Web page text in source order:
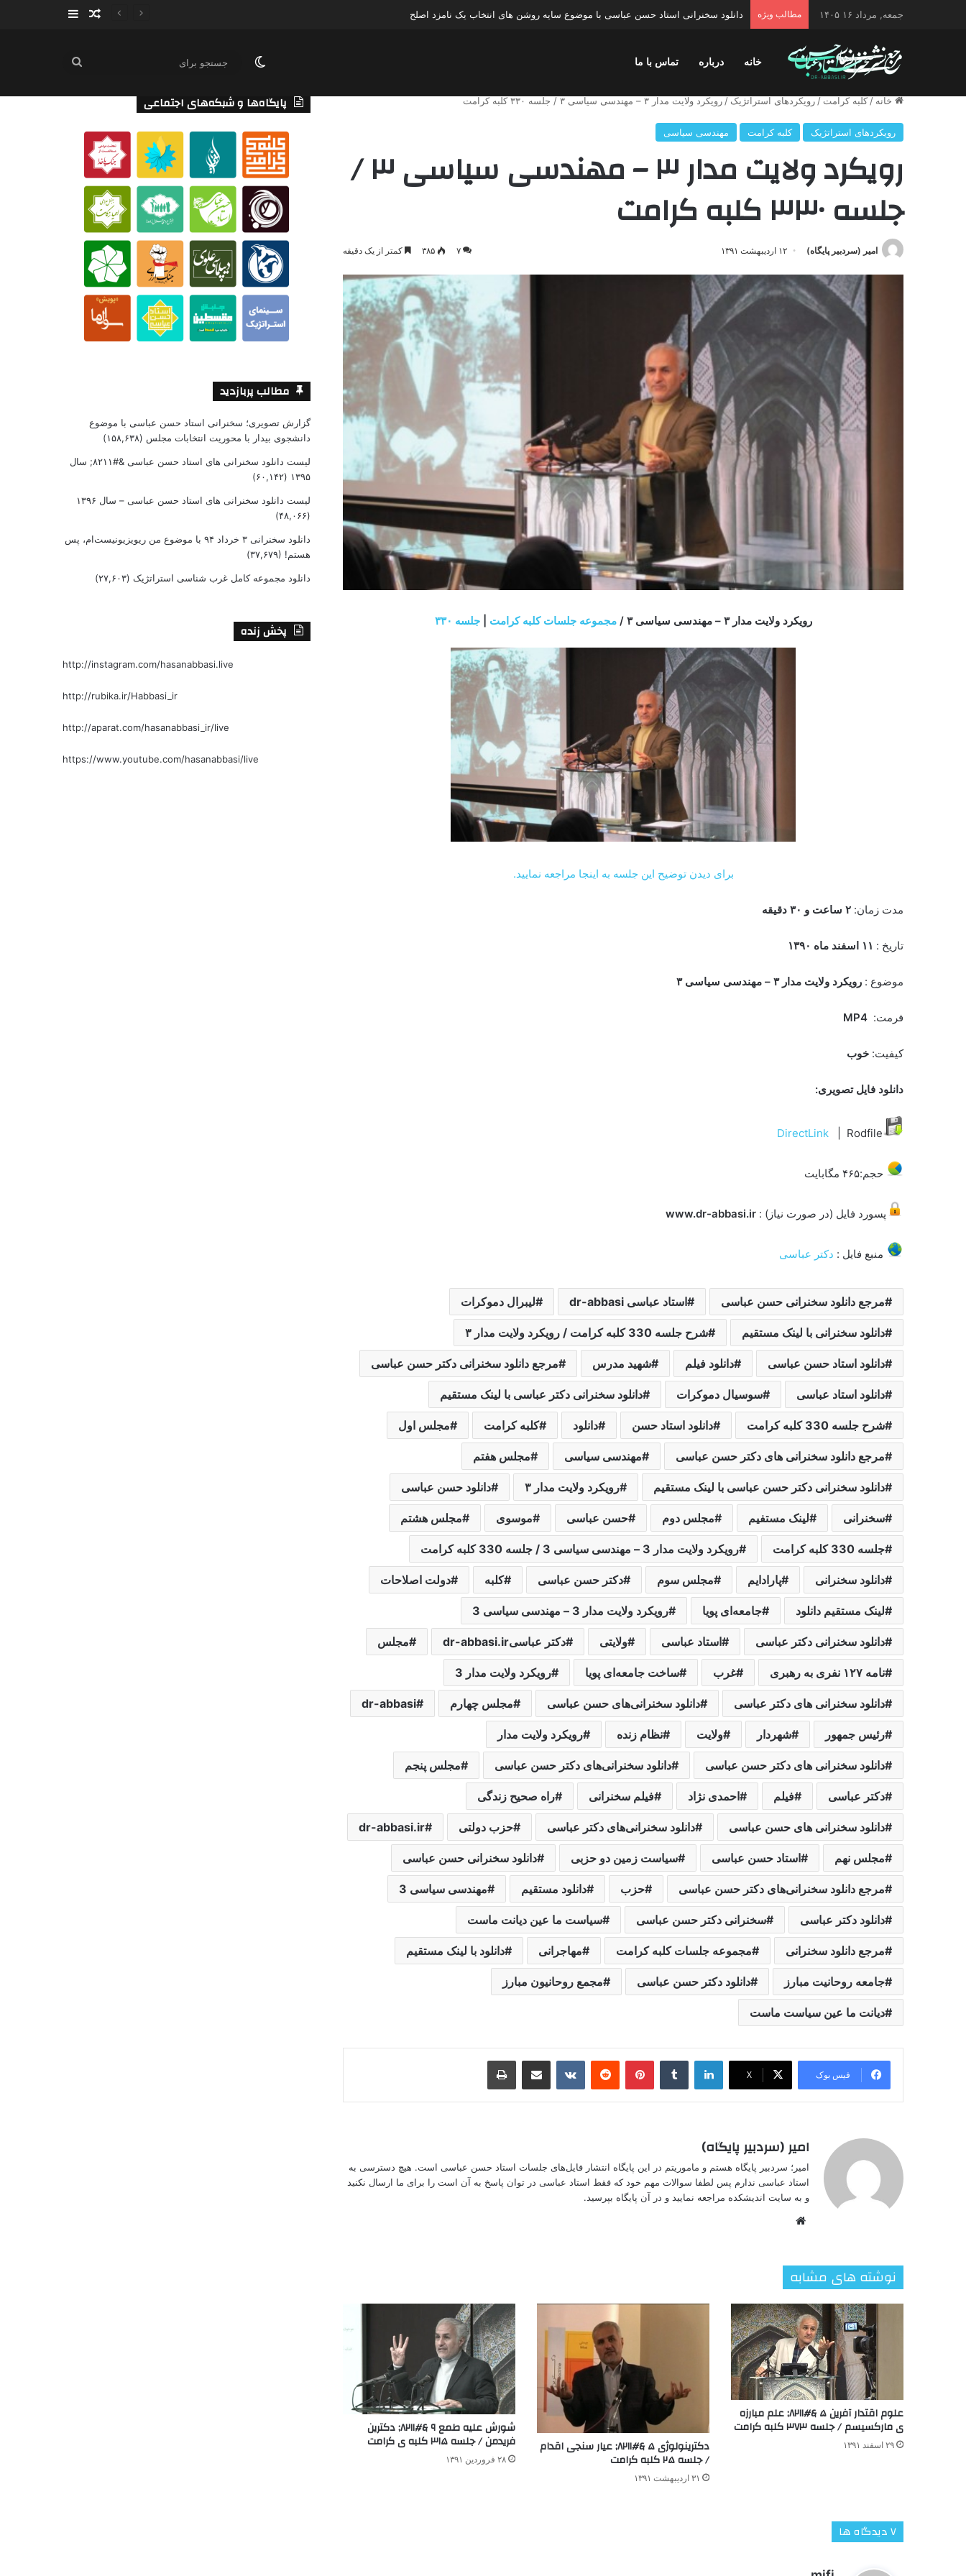
جمعه, مرداد ۱۶ ۱۴۰۵ مطالب ویژه دانلود سخنرانی استاد حسن عباسی با موضوع سایه روشن های انتخاب یک نامزد اصلح نوشته تصادفی
سایدبار
خانه درباره تماس با ما تغییر پوسته
جستجو
خانه / کلبه کرامت / رویکردهای استراتژیک / رویکرد ولایت مدار ۳ – مهندسی سیاسی ۳ / جلسه ۳۳۰ کلبه کرامت
رویکردهای استراتژیک کلبه کرامت مهندسی سیاسی
رویکرد ولایت مدار ۳ – مهندسی سیاسی ۳ /
جلسه ۳۳۰ کلبه کرامت
امیر (سردبیر پایگاه) ۱۲ اردیبهشت ۱۳۹۱ ۷ ۳۸۵ کمتر از یک دقیقه
رویکرد ولایت مدار ۳ – مهندسی سیاسی ۳ / مجموعه جلسات کلبه کرامت |جلسه ۳۳۰
برای دیدن توضیح این جلسه به اینجا مراجعه نمایید.
مدت زمان:
تاریخ : ۱۱ اسفند ماه ۱۳۹۰
موضوع : رویکرد ولایت مدار ۳ – مهندسی سیاسی ۳
فرمت:
کیفیت: خوب
دانلود فایل تصویری:
DirectLink | Rodfile
حجم:۴۶۵ مگابایت
پسورد فایل (در صورت نیاز) :
منبع فایل : دکتر عباسی
مرجع دانلود سخنرانی حسن عباسی استاد عباسی dr-abbasi لیبرال دموکرات
دانلود سخنرانی با لینک مستقیم شرح جلسه 330 کلبه کرامت / رویکرد ولایت مدار ۳
دانلود استاد حسن عباسی دانلود فیلم شهید مدرس مرجع دانلود سخنرانی دکتر حسن عباسی
دانلود استاد عباسی سوسیال دموکرات دانلود سخنرانی دکتر عباسی با لینک مستقیم
شرح جلسه 330 کلبه کرامت دانلود استاد حسن دانلود کلبه کرامت مجلس اول
مرجع دانلود سخنرانی های دکتر حسن عباسی مهندسی سیاسی مجلس هفتم
دانلود سخنرانی دکتر حسن عباسی با لینک مستقیم رویکرد ولایت مدار ۳ دانلود حسن عباسی
سخنرانی لینک مستفیم مجلس دوم حسن عباسی موسوی مجلس هشتم
جلسه 330 کلبه کرامت رویکرد ولایت مدار 3 – مهندسی سیاسی 3 / جلسه 330 کلبه کرامت
دانلود سخنرانی پارادایم مجلس سوم دکتر حسن عباسی کلبه دولت اصلاحات
لینک مستقیم دانلود جامعه‌ای پویا رویکرد ولایت مدار 3 – مهندسی سیاسی 3
دانلود سخنرانی دکتر عباسی استاد عباسی ولایتی دکتر عباسیdr-abbasi.ir مجلس
نامه ۱۲۷ نفری به رهبری غرب ساخت جامعه‌ای پویا رویکرد ولایت مدار 3
دانلود سخنرانی های دکتر عباسی دانلود سخنرانی‌های حسن عباسی مجلس چهارم dr-abbasi
رئیس جمهور شهردار ولایت نظام زنده رویکرد ولایت مدار
دانلود سخنرانی های دکتر حسن عباسی دانلود سخنرانی‌های دکتر حسن عباسی مجلس پنجم
دکتر عباسی فیلم احمدی نژاد فیلم سخنرانی راه صحیح زندگی
دانلود سخنرانی های حسن عباسی دانلود سخنرانی‌های دکتر عباسی حزب دولتی dr-abbasi.ir
مجلس نهم استاد حسن عباسی سیاست زمین دو حزبی دانلود سخنرانی حسن عباسی
مرجع دانلود سخنرانی‌های دکتر حسن عباسی حزب دانلود مستقیم مهندسی سیاسی 3
دانلود دکتر عباسی سخنرانی دکتر حسن عباسی سیاست ما عین دیانت ماست
مرجع دانلود سخنرانی مجموعه جلسات کلبه کرامت مهاجرانی دانلود با لینک مستقیم
جامعه روحانیت مبارز دانلود دکتر حسن عباسی مجمع روحانیون مبارز
دیانت ما عین سیاست ماست
فیس بوک X
لینکدین ‫تامبلر ‫پین‌ترست‫رددیت ‫VKontakteاشتراک گذاری از طریق ایمیل چاپ
امیر (سردبیر پایگاه)
امیر؛ سردبیر پایگاه هستم و ماموریتم در این پایگاه انتشار فایل‌های جلسات استاد حسن عباسی است. هیچ دسترسی به
استاد عباسی ندارم پس لطفا سوالات مهم خود که فقط استاد عباسی در توان پاسخ به آن است را برای ما ارسال نکنید
و به سایت اندیشکده مراجعه نمایید و در آن پایگاه بپرسید.
نوشته های مشابه
علوم اقتدار آفرین ۵ &#۸۲۱۱; علم مبارزه
ی مارکسیسم / جلسه ۳۷۳ کلبه کرامت
۲۹ اسفند ۱۳۹۱ دکترینولوژی ۵ &#۸۲۱۱; عیار سنجی اقدام
/ جلسه ۲۵ کلبه کرامت
۳۱ اردیبهشت ۱۳۹۱
شورش علیه طمع ۹ &#۸۲۱۱; دکترین
فریدمن / جلسه ۳۱۵ کلبه ی کرامت
۲۸ فروردین ۱۳۹۱
‫۷ دیدگاه ها
پایگاه‌ها و شبکه‌های اجتماعی
مطالب پربازدید
گزارش تصویری؛ سخنرانی استاد حسن عباسی با موضوع
دانشجوی بیدار با محوریت انتخابات مجلس (۱۵۸,۶۳۸)
لیست دانلود سخنرانی های استاد حسن عباسی &#۸۲۱۱; سال
۱۳۹۵ (۶۰,۱۴۲)
لیست دانلود سخنرانی های استاد حسن عباسی – سال ۱۳۹۶
(۴۸,۰۶۶)
دانلود سخنرانی ۳ خرداد ۹۴ با موضوع من ریویزیونیست‌ام، پس
هستم! (۳۷,۶۷۹)
دانلود مجموعه کامل غرب شناسی استراتژیک (۲۷,۶۰۳)
پخش زنده
http://instagram.com/hasanabbasi.live
http://rubika.ir/Habbasi_ir
http://aparat.com/hasanabbasi_ir/live
https://www.youtube.com/hasanabbasi/live